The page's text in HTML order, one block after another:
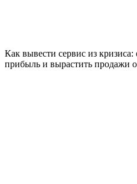
Как вывести сервис из кризиса:
прибыль и вырастить продажи